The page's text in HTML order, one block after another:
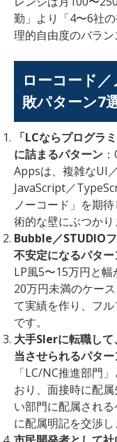
勤」より「4〜6社
理的自由度のバラン
ローコード
敗パターン7
「LCならプログラ
に詰まるパターン
Appsは、複雑なUI
JavaScript／
ノーコード」を期
術的な壁にぶつかり
Bubble／STUDIO
不安定になるパター
LP風5〜15万円と
20万円未満のケー
て実績を作り、フ
です。
大手SIerに転職し
当させられるパター
「LC/NC推進部門
おり、面接時に配
い部門に配属され
に配属明記を交渉し